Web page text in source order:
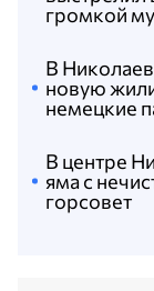
В центре
яма с
горсовет
В
новую
немецкие
громкой